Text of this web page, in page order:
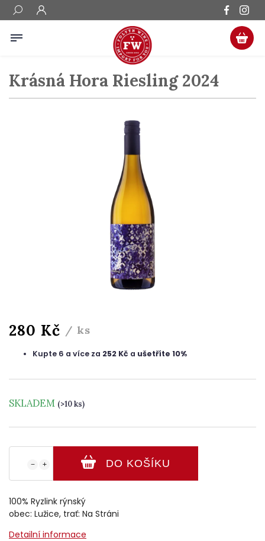
Krásná Hora Riesling 2024
280 Kč / ks
Kupte 6 a více za 252 Kč a ušetříte 10%
SKLADEM (>10 ks)
+
− DO KOŠÍKU
100% Ryzlink rýnský
obec: Lužice, trať: Na Stráni
Detailní informace